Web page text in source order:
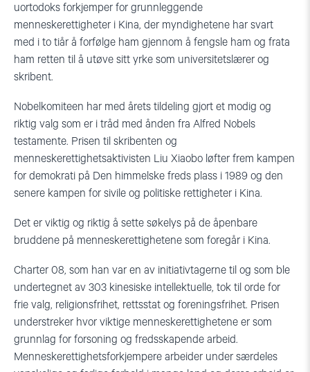
uortodoks forkjemper for grunnleggende
menneskerettigheter i Kina, der myndighetene har svart
med i to tiår å forfølge ham gjennom å fengsle ham og frata
ham retten til å utøve sitt yrke som universitetslærer og
skribent.
Nobelkomiteen har med årets tildeling gjort et modig og
riktig valg som er i tråd med ånden fra Alfred Nobels
testamente. Prisen til skribenten og
menneskerettighetsaktivisten Liu Xiaobo løfter frem kampen
for demokrati på Den himmelske freds plass i 1989 og den
senere kampen for sivile og politiske rettigheter i Kina.
Det er viktig og riktig å sette søkelys på de åpenbare
bruddene på menneskerettighetene som foregår i Kina.
Charter 08, som han var en av initiativtagerne til og som ble
undertegnet av 303 kinesiske intellektuelle, tok til orde for
frie valg, religionsfrihet, rettsstat og foreningsfrihet. Prisen
understreker hvor viktige menneskerettighetene er som
grunnlag for forsoning og fredsskapende arbeid.
Menneskerettighetsforkjempere arbeider under særdeles